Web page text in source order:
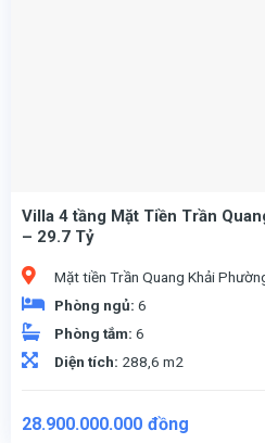
Villa 4 tầng Mặt Tiền Trần
– 29.7 Tỷ
Mặt tiền Trần Quang Khải
Phòng ngủ: 6
Phòng tắm: 6
Diện tích: 288,6 m2
Giá
28.900.000.000 đồng